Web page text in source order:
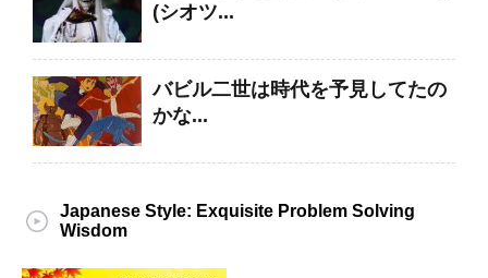
(シオツ...
バビル二世は時代を予見してたの
かな...
Japanese Style: Exquisite Problem Solving
Wisdom